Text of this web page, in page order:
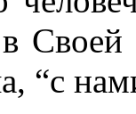
Своей
“с